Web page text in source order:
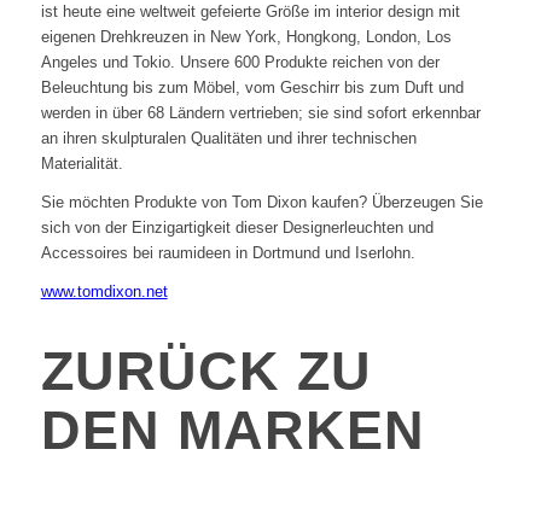
ist heute eine weltweit gefeierte Größe im interior design mit
eigenen Drehkreuzen in New York, Hongkong, London, Los
Angeles und Tokio. Unsere 600 Produkte reichen von der
Beleuchtung bis zum Möbel, vom Geschirr bis zum Duft und
werden in über 68 Ländern vertrieben; sie sind sofort erkennbar
an ihren skulpturalen Qualitäten und ihrer technischen
Materialität.
Sie möchten Produkte von Tom Dixon kaufen? Überzeugen Sie
sich von der Einzigartigkeit dieser Designerleuchten und
Accessoires bei raumideen in Dortmund und Iserlohn.
www.tomdixon.net
ZURÜCK ZU
DEN MARKEN